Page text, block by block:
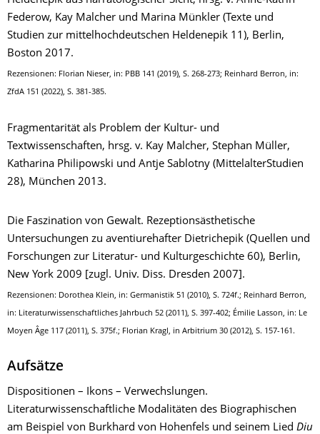
Federow, Kay Malcher und Marina Münkler (Texte und
Studien zur mittelhochdeutschen Heldenepik 11), Berlin,
Boston 2017.
Rezensionen: Florian Nieser, in: PBB 141 (2019), S. 268-273; Reinhard Berron, in:
ZfdA 151 (2022), S. 381-385.
Fragmentarität als Problem der Kultur- und
Textwissenschaften, hrsg. v. Kay Malcher, Stephan Müller,
Katharina Philipowski und Antje Sablotny (MittelalterStudien
28), München 2013.
Die Faszination von Gewalt. Rezeptionsästhetische
Untersuchungen zu aventiurehafter Dietrichepik (Quellen und
Forschungen zur Literatur- und Kulturgeschichte 60), Berlin,
New York 2009 [zugl. Univ. Diss. Dresden 2007].
Rezensionen: Dorothea Klein, in: Germanistik 51 (2010), S. 724f.; Reinhard Berron,
in: Literaturwissenschaftliches Jahrbuch 52 (2011), S. 397-402; Émilie Lasson, in: Le
Moyen Âge 117 (2011), S. 375f.; Florian Kragl, in Arbitrium 30 (2012), S. 157-161.
Aufsätze
Dispositionen – Ikons – Verwechslungen.
Literaturwissenschaftliche Modalitäten des Biographischen
am Beispiel von Burkhard von Hohenfels und seinem Lied Diu